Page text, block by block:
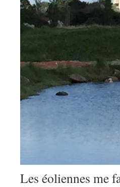
Les éoliennes me